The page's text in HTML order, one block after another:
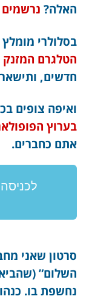
האלה?
בסלולרי
הטלגרם המזנק
חדשים,
ואיפה צופים
בערוץ
אתם כחברים.
סרטון שאני
השלום”
נחשפת בו.